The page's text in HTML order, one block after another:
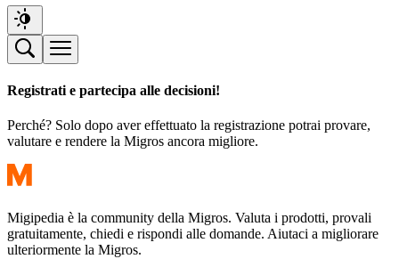
Registrati e partecipa alle decisioni!
Perché? Solo dopo aver effettuato la registrazione potrai provare,
valutare e rendere la Migros ancora migliore.
Migipedia è la community della Migros. Valuta i prodotti, provali
gratuitamente, chiedi e rispondi alle domande. Aiutaci a migliorare
ulteriormente la Migros.